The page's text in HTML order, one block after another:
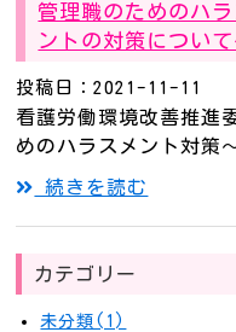
管理職のためのハ
ントの対策について
投稿日：2021-11-11
看護労働環境改善推進
めのハラスメント対
続きを読む
カテゴリー
未分類(1)